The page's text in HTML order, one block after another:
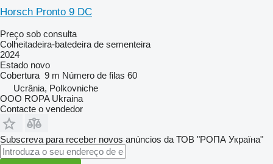
Horsch Pronto 9 DC
Preço sob consulta
Colheitadeira-batedeira de sementeira
2024
Estado novo
Cobertura 9 m Número de filas 60
Ucrânia, Polkovniche
OOO ROPA Ukraina
Contacte o vendedor
Subscreva para receber novos anúncios da ТОВ "РОПА Україна"